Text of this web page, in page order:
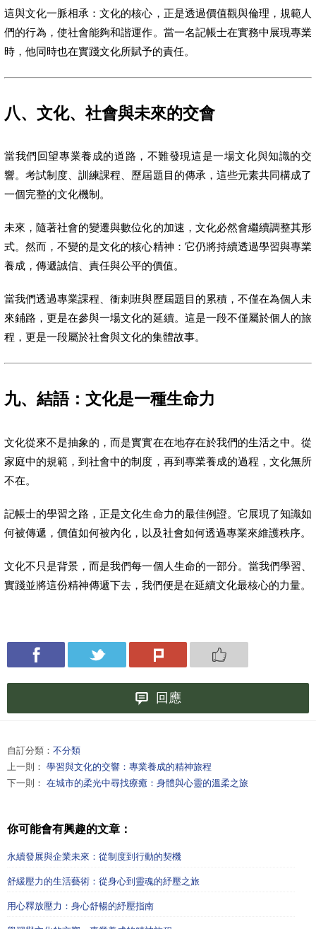
這與文化一脈相承：文化的核心，正是透過價值觀與倫理，規範人
們的行為，使社會能夠和諧運作。當一名記帳士在實務中展現專業
時，他同時也在實踐文化所賦予的責任。
八、文化、社會與未來的交會
當我們回望專業養成的道路，不難發現這是一場文化與知識的交
響。考試制度、訓練課程、歷屆題目的傳承，這些元素共同構成了
一個完整的文化機制。
未來，隨著社會的變遷與數位化的加速，文化必然會繼續調整其形
式。然而，不變的是文化的核心精神：它仍將持續透過學習與專業
養成，傳遞誠信、責任與公平的價值。
當我們透過專業課程、衝刺班與歷屆題目的累積，不僅在為個人未
來鋪路，更是在參與一場文化的延續。這是一段不僅屬於個人的旅
程，更是一段屬於社會與文化的集體故事。
九、結語：文化是一種生命力
文化從來不是抽象的，而是實實在在地存在於我們的生活之中。從
家庭中的規範，到社會中的制度，再到專業養成的過程，文化無所
不在。
記帳士的學習之路，正是文化生命力的最佳例證。它展現了知識如
何被傳遞，價值如何被內化，以及社會如何透過專業來維護秩序。
文化不只是背景，而是我們每一個人生命的一部分。當我們學習、
實踐並將這份精神傳遞下去，我們便是在延續文化最核心的力量。
回應
自訂分類： 不分類
上一則： 學習與文化的交響：專業養成的精神旅程
下一則： 在城市的柔光中尋找療癒：身體與心靈的溫柔之旅
你可能會有興趣的文章：
永續發展與企業未來：從制度到行動的契機
舒緩壓力的生活藝術：從身心到靈魂的紓壓之旅
用心釋放壓力：身心舒暢的紓壓指南